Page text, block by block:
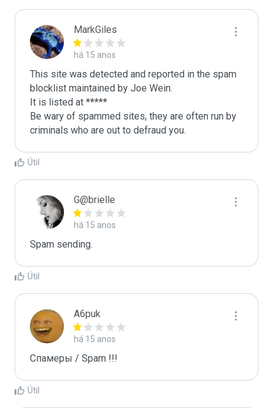
MarkGiles
há 15 anos
This site was detected and reported in the spam
blocklist maintained by Joe Wein.
It is listed at *****
Be wary of spammed sites, they are often run by
criminals who are out to defraud you.
Útil
G@brielle
há 15 anos
Spam sending.
Útil
A6puk
há 15 anos
Спамеры / Spam !!!
Útil